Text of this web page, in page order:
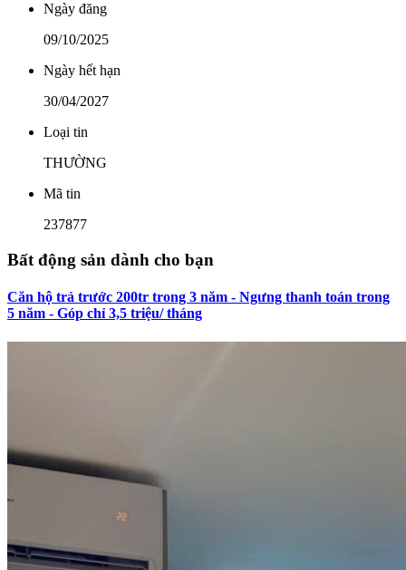
Ngày đăng
09/10/2025
Ngày hết hạn
30/04/2027
Loại tin
THƯỜNG
Mã tin
237877
Bất động sản dành cho bạn
Căn hộ trả trước 200tr trong 3 năm - Ngưng thanh toán trong
5 năm - Góp chỉ 3,5 triệu/ tháng